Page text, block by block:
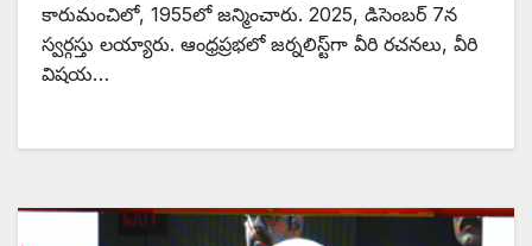
కారుమంచిలో, 1955లో జన్మించారు. 2025, డిసెంబర్ 7న
స్వర్గస్తు లయ్యారు. ఆంధ్రప్రభలో జర్నలిస్ట్‌గా వీరి రచనలు, వీరి
విషయ…